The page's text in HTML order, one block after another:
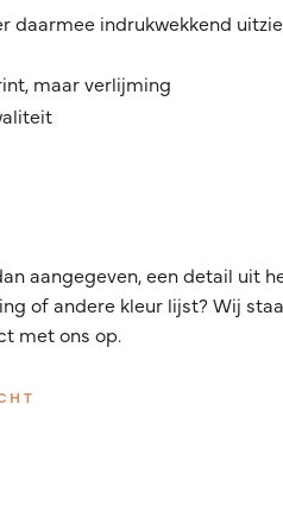
daarmee indrukwekkend
maar verlijming
aangegeven, een detail uit
of andere kleur lijst? Wij
met ons op.